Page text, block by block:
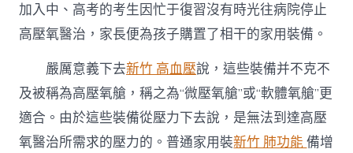
加入中、高考的考生因忙于復習沒有時光往病院停止
高壓氧醫治，家長便為孩子購置了相干的家用裝備。
嚴厲意義下去新竹 高血壓說，這些裝備并不克不
及被稱為高壓氧艙，稱之為“微壓氧艙”或“軟體氧艙”更
適合。由於這些裝備從壓力下去說，是無法到達高壓
氧醫治所需求的壓力的。普通家用裝新竹 肺功能備增